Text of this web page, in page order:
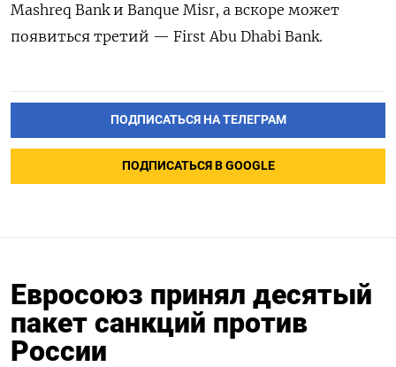
Mashreq Bank и Banque Misr, а вскоре может
появиться третий — First Abu Dhabi Bank.
ПОДПИСАТЬСЯ НА ТЕЛЕГРАМ
ПОДПИСАТЬСЯ В GOOGLE
Евросоюз принял десятый
пакет санкций против
России